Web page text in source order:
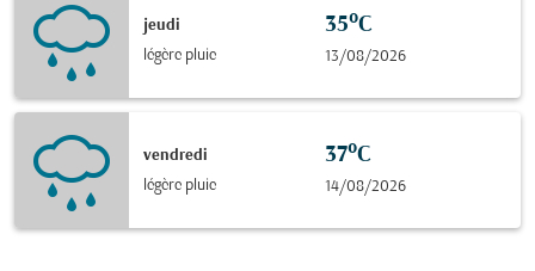
jeudi
légère pluie
35°C
13/08/2026
vendredi
légère pluie
37°C
14/08/2026